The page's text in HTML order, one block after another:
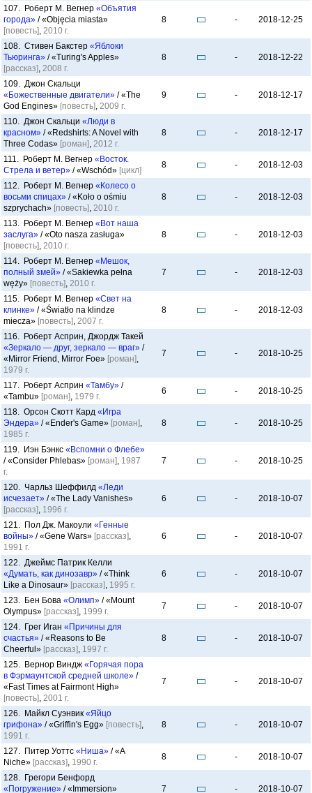
107. Роберт М. Вегнер «Объятия
города» / «Objęcia miasta»
[повесть], 2010 г.
8 - 2018-12-25
108. Стивен Бакстер «Яблоки
Тьюринга» / «Turing's Apples»
[рассказ], 2008 г.
8 - 2018-12-22
109. Джон Скальци
«Божественные двигатели» / «The
God Engines» [повесть], 2009 г.
9 - 2018-12-17
110. Джон Скальци «Люди в
красном» / «Redshirts: A Novel with
Three Codas» [роман], 2012 г.
8 - 2018-12-17
111. Роберт М. Вегнер «Восток.
Стрела и ветер» / «Wschód» [цикл]
8 - 2018-12-03
112. Роберт М. Вегнер «Колесо о
восьми спицах» / «Koło o ośmiu
szprychach» [повесть], 2010 г.
8 - 2018-12-03
113. Роберт М. Вегнер «Вот наша
заслуга» / «Oto nasza zasługa»
[повесть], 2010 г.
8 - 2018-12-03
114. Роберт М. Вегнер «Мешок,
полный змей» / «Sakiewka pełna
węży» [повесть], 2010 г.
7 - 2018-12-03
115. Роберт М. Вегнер «Свет на
клинке» / «Światło na klindze
miecza» [повесть], 2007 г.
8 - 2018-12-03
116. Роберт Асприн, Джордж Такей
«Зеркало — друг, зеркало — враг» /
«Mirror Friend, Mirror Foe» [роман],
1979 г.
7 - 2018-10-25
117. Роберт Асприн «Тамбу» /
«Tambu» [роман], 1979 г.
6 - 2018-10-25
118. Орсон Скотт Кард «Игра
Эндера» / «Ender's Game» [роман],
1985 г.
8 - 2018-10-25
119. Иэн Бэнкс «Вспомни о Флебе»
/ «Consider Phlebas» [роман], 1987
г.
7 - 2018-10-25
120. Чарльз Шеффилд «Леди
исчезает» / «The Lady Vanishes»
[рассказ], 1996 г.
6 - 2018-10-07
121. Пол Дж. Макоули «Генные
войны» / «Gene Wars» [рассказ],
1991 г.
6 - 2018-10-07
122. Джеймс Патрик Келли
«Думать, как динозавр» / «Think
Like a Dinosaur» [рассказ], 1995 г.
6 - 2018-10-07
123. Бен Бова «Олимп» / «Mount
Olympus» [рассказ], 1999 г.
7 - 2018-10-07
124. Грег Иган «Причины для
счастья» / «Reasons to Be
Cheerful» [рассказ], 1997 г.
8 - 2018-10-07
125. Вернор Виндж «Горячая пора
в Фэрмаунтской средней школе» /
«Fast Times at Fairmont High»
[повесть], 2001 г.
7 - 2018-10-07
126. Майкл Суэнвик «Яйцо
грифона» / «Griffin's Egg» [повесть],
1991 г.
8 - 2018-10-07
127. Питер Уоттс «Ниша» / «A
Niche» [рассказ], 1990 г.
8 - 2018-10-07
128. Грегори Бенфорд
«Погружение» / «Immersion» 7 - 2018-10-07